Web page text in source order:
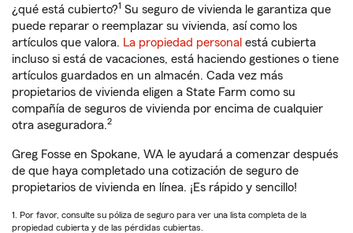
¿qué está cubierto?1 Su seguro de vivienda le garantiza que
puede reparar o reemplazar su vivienda, así como los
artículos que valora. La propiedad personal está cubierta
incluso si está de vacaciones, está haciendo gestiones o tiene
artículos guardados en un almacén. Cada vez más
propietarios de vivienda eligen a State Farm como su
compañía de seguros de vivienda por encima de cualquier
otra aseguradora.2
Greg Fosse en Spokane, WA le ayudará a comenzar después
de que haya completado una cotización de seguro de
propietarios de vivienda en línea. ¡Es rápido y sencillo!
1. Por favor, consulte su póliza de seguro para ver una lista completa de la
propiedad cubierta y de las pérdidas cubiertas.